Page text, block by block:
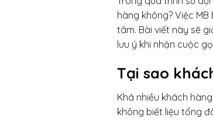
hàng không? Việc
tâm. Bài viết này sẽ
lưu ý khi nhận cuộc
Tại sao
Khá nhiều khách
không biết liệu tổng